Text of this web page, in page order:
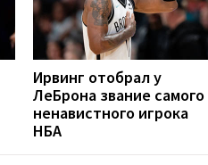
Ирвинг отобрал у
ЛеБрона звание самого
ненавистного игрока
НБА